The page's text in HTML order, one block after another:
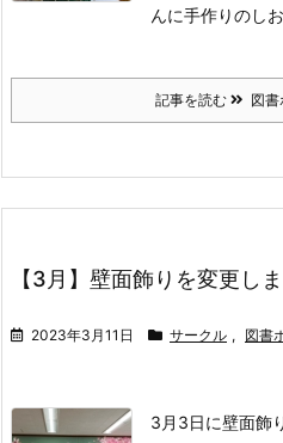
んに手作りのし
記事を読む 図
【3月】壁面飾りを変更し
2023年3月11日 サークル , 図書
3月3日に壁面飾